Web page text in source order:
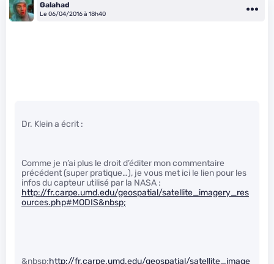
Galahad
Le 06/04/2016 à 18h40
Dr. Klein a écrit :
Comme je n’ai plus le droit d’éditer mon commentaire
précédent (super pratique…), je vous met ici le lien pour les
infos du capteur utilisé par la NASA :
http://fr.carpe.umd.edu/geospatial/satellite_imagery_res
ources.php#MODIS&nbsp;
&nbsp;http://fr.carpe.umd.edu/geospatial/satellite_image